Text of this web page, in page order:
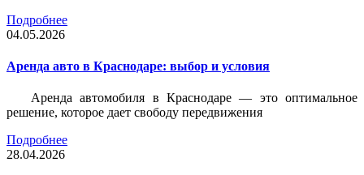
Подробнее
04.05.2026
Аренда авто в Краснодаре: выбор и условия
Аренда автомобиля в Краснодаре — это оптимальное
решение, которое дает свободу передвижения
Подробнее
28.04.2026